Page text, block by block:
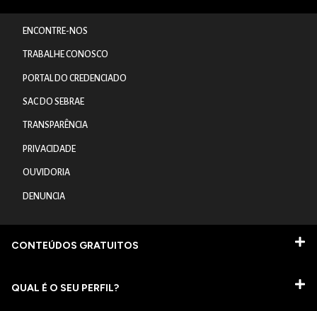
ENCONTRE-NOS
TRABALHE CONOSCO
PORTAL DO CREDENCIADO
SAC DO SEBRAE
TRANSPARÊNCIA
PRIVACIDADE
OUVIDORIA
DENUNCIA
CONTEÚDOS GRATUITOS
QUAL É O SEU PERFIL?